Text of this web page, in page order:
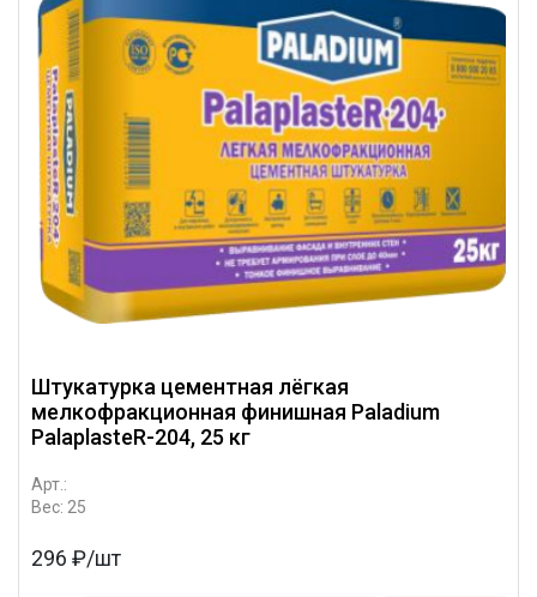
Штукатурка цементная лёгкая
мелкофракционная финишная Paladium
PalaplasteR-204, 25 кг
Арт.:
Вес: 25
296 ₽/шт